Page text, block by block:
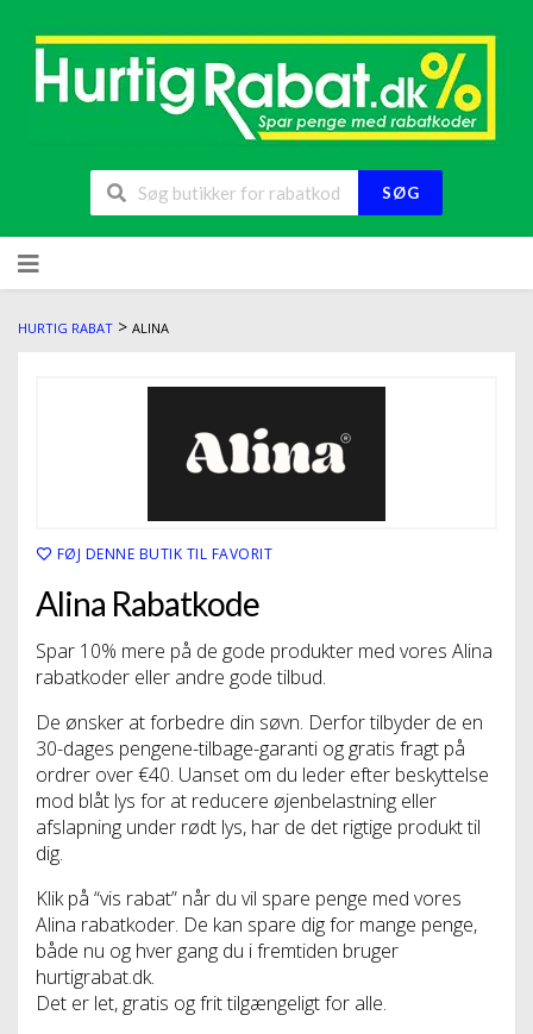
SØG
HURTIG RABAT > ALINA
FØJ DENNE BUTIK TIL FAVORIT
Alina Rabatkode
Spar 10% mere på de gode produkter med vores Alina
rabatkoder eller andre gode tilbud.
De ønsker at forbedre din søvn. Derfor tilbyder de en
30-dages pengene-tilbage-garanti og gratis fragt på
ordrer over €40. Uanset om du leder efter beskyttelse
mod blåt lys for at reducere øjenbelastning eller
afslapning under rødt lys, har de det rigtige produkt til
dig.
Klik på “vis rabat” når du vil spare penge med vores
Alina rabatkoder. De kan spare dig for mange penge,
både nu og hver gang du i fremtiden bruger
hurtigrabat.dk.
Det er let, gratis og frit tilgængeligt for alle.